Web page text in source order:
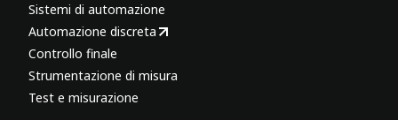
Sistemi di automazione
Automazione discreta
Controllo finale
Strumentazione di misura
Test e misurazione